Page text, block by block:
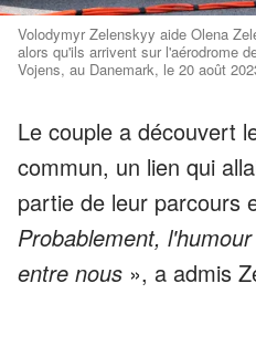
Volodymyr Zelenskyy aide Olena
alors qu'ils arrivent sur l'aérodrome
Vojens, au Danemark, le 20 août
Le couple a découvert
commun, un lien qui
partie de leur parcours
Probablement,
entre nous », a admis